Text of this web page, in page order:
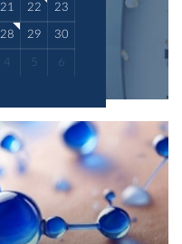
21 22 23
28 29 30
4 5 6